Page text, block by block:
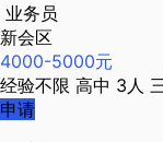
业务员
新会区
4000-5000元
经验不限 高中 3人
申请